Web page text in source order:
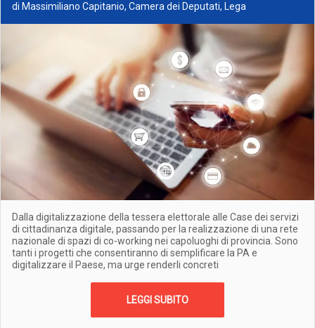
di Massimiliano Capitanio, Camera dei Deputati, Lega
Dalla digitalizzazione della tessera elettorale alle Case dei servizi
di cittadinanza digitale, passando per la realizzazione di una rete
nazionale di spazi di co-working nei capoluoghi di provincia. Sono
tanti i progetti che consentiranno di semplificare la PA e
digitalizzare il Paese, ma urge renderli concreti
LEGGI SUBITO